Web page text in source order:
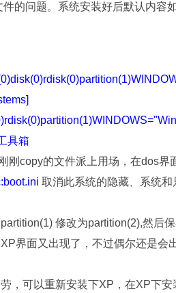
的问题。系统安装好后默认内容如
具箱
刚copy的文件派上用场，在dos界
取消此系统的隐藏、系统和
修改为partition(2),然后保
界面又出现了，不过偶尔还是会
，可以重新安装下XP，在XP下